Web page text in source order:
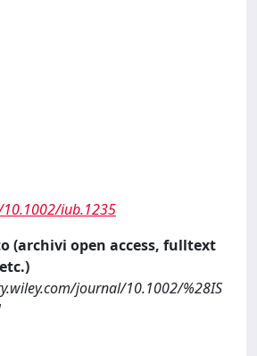
iub.1235
(archivi open access, fulltext
journal/10.1002/%28IS